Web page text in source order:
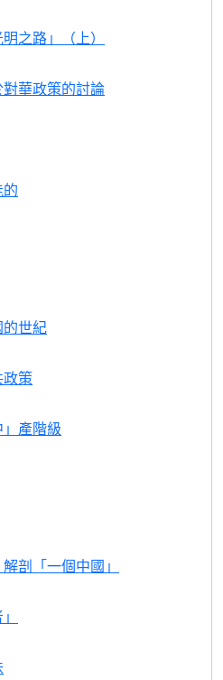
之路」（上）
華政策的討論
的
世紀
策
」產階級
剖「一個中國」